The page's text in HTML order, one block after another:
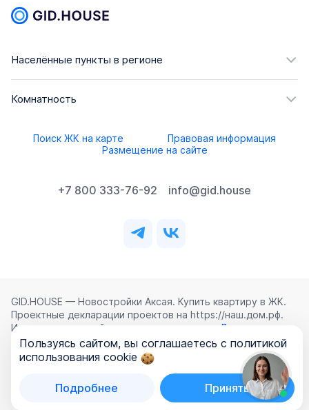
Населённые пункты в регионе
Комнатность
Поиск ЖК на карте
Правовая информация
Размещение на сайте
+7 800 333-76-92 info@gid.house
GID.HOUSE — Новостройки Аксая. Купить квартиру в ЖК.
Проектные декларации проектов на https://наш.дом.рф.
Использование сайта означает согласие с
Лицензионным
соглашением ,Политикой конфиденциальностии
Политикой обработки персональных данных
ООО «ГИД.ХАУЗ»
Пользуясь сайтом, вы соглашаетесь с политикой
использования cookie
Подробнее Принять